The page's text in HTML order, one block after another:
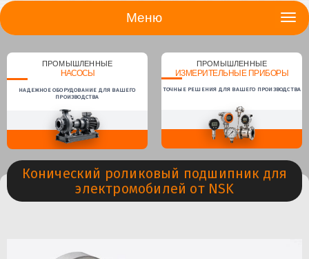
Меню
ПРОМЫШЛЕННЫЕ
НАСОСЫ
НАДЕЖНОЕ ОБОРУДОВАНИЕ ДЛЯ ВАШЕГО
ПРОИЗВОДСТВА
ПРОМЫШЛЕННЫЕ
ИЗМЕРИТЕЛЬНЫЕ ПРИБОРЫ
ТОЧНЫЕ РЕШЕНИЯ ДЛЯ ВАШЕГО ПРОИЗВОДСТВА
Конический роликовый подшипник для
электромобилей от NSK